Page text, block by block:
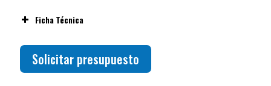
Ficha Técnica
Solicitar presupuesto